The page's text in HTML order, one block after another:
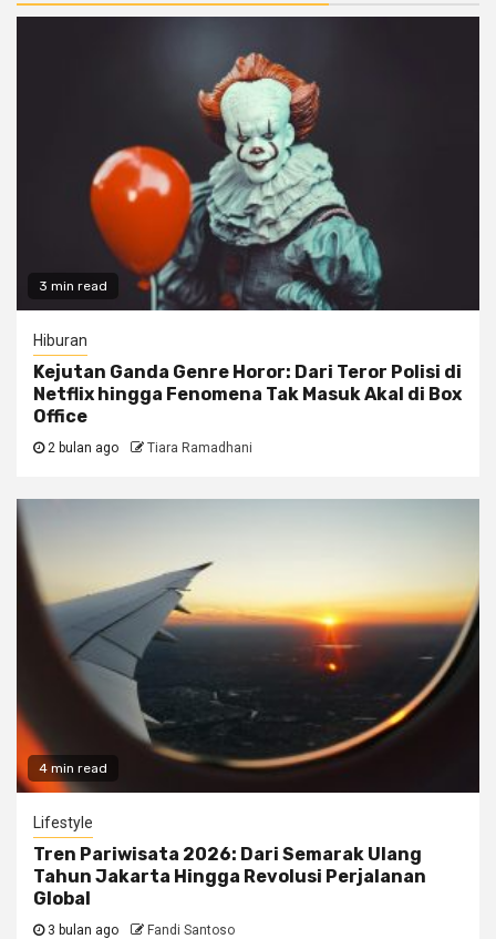
3 min read
Hiburan
Kejutan Ganda Genre Horor: Dari Teror Polisi di
Netflix hingga Fenomena Tak Masuk Akal di Box
Office
2 bulan ago Tiara Ramadhani
4 min read
Lifestyle
Tren Pariwisata 2026: Dari Semarak Ulang
Tahun Jakarta Hingga Revolusi Perjalanan
Global
3 bulan ago Fandi Santoso